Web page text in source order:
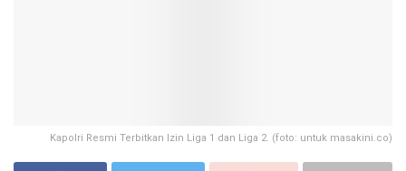
Kapolri Resmi Terbitkan Izin Liga 1 dan Liga 2. (foto: untuk masakini.co)